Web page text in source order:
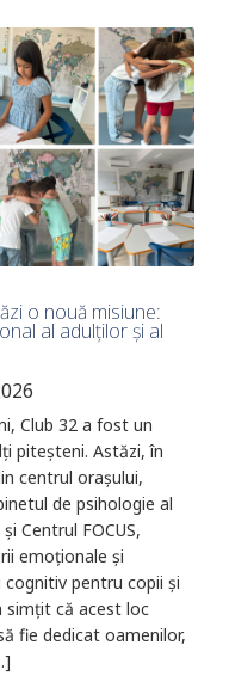
o nouă misiune:
al adulților și al
Club 32 a fost un
piteșteni. Astăzi, în
centrul orașului,
de psihologie al
Centrul FOCUS,
emoționale și
pentru copii și
simțit că acest loc
fie dedicat oamenilor,